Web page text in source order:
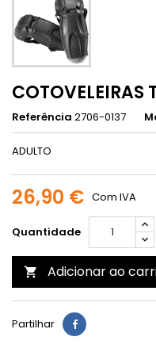
COTOVELEIRAS
Referência 2706-0137
ADULTO
26,90 € Com IVA
Quantidade
 Adicionar ao
Partilhar